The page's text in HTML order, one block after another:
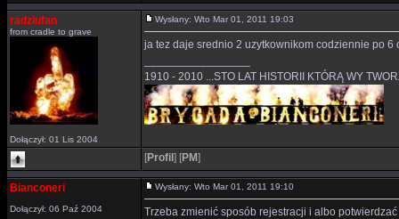
radziufan
from cradle to grave
Dołączył: 01 Lis 2004
Wysłany: Wto Mar 01, 2011 19:03
ja tez daje srednio 2 uzytkownikom codziennie po
1910 - 2010 ...STO LAT HISTORII KTÓRĄ WY
[Profil ] [PM]
Bianconeri
Dołączył: 06 Paź 2004
Wysłany: Wto Mar 01, 2011 19:10
Trzeba zmienić sposób rejestracji i albo